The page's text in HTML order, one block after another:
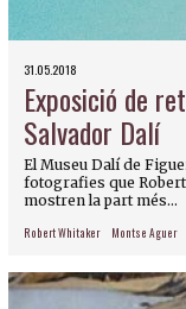
31.05.2018
Exposició de
Salvador Dalí
El Museu Dalí de
fotografies que
mostren la part més...
Robert Whitaker Montse Aguer